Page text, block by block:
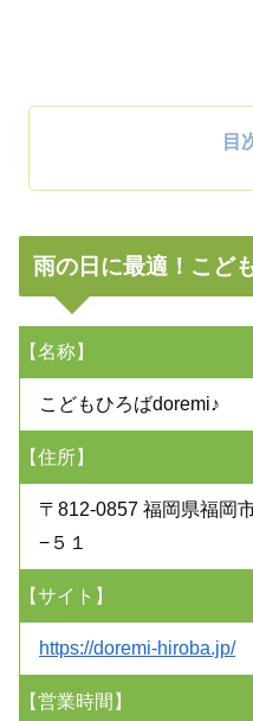
目
雨の日に最適！こど
【名称】
こどもひろばdoremi♪
【住所】
〒812-0857 福岡県福岡
−５１
【サイト】
https://doremi-hiroba.jp/
【営業時間】